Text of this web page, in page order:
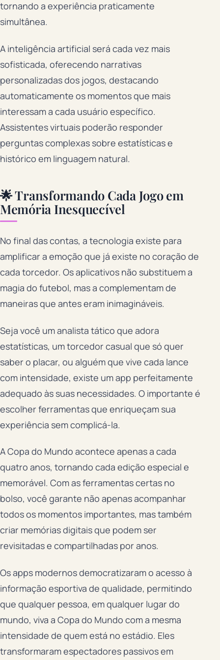
tornando a experiência praticamente
simultânea.
A inteligência artificial será cada vez mais
sofisticada, oferecendo narrativas
personalizadas dos jogos, destacando
automaticamente os momentos que mais
interessam a cada usuário específico.
Assistentes virtuais poderão responder
perguntas complexas sobre estatísticas e
histórico em linguagem natural.
🌟 Transformando Cada Jogo em
Memória Inesquecível
No final das contas, a tecnologia existe para
amplificar a emoção que já existe no coração de
cada torcedor. Os aplicativos não substituem a
magia do futebol, mas a complementam de
maneiras que antes eram inimagináveis.
Seja você um analista tático que adora
estatísticas, um torcedor casual que só quer
saber o placar, ou alguém que vive cada lance
com intensidade, existe um app perfeitamente
adequado às suas necessidades. O importante é
escolher ferramentas que enriqueçam sua
experiência sem complicá-la.
A Copa do Mundo acontece apenas a cada
quatro anos, tornando cada edição especial e
memorável. Com as ferramentas certas no
bolso, você garante não apenas acompanhar
todos os momentos importantes, mas também
criar memórias digitais que podem ser
revisitadas e compartilhadas por anos.
Os apps modernos democratizaram o acesso à
informação esportiva de qualidade, permitindo
que qualquer pessoa, em qualquer lugar do
mundo, viva a Copa do Mundo com a mesma
intensidade de quem está no estádio. Eles
transformaram espectadores passivos em